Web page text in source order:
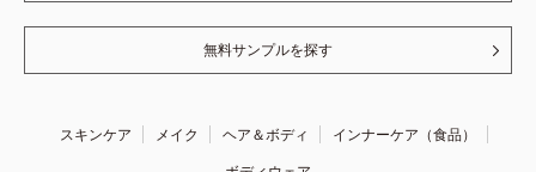
無料サンプルを探す
スキンケア メイク ヘア＆ボディ
インナーケア（食品）